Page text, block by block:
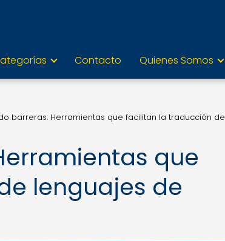
Contacto Quienes Somos
barreras: Herramientas que facilitan la traducción de
que
lenguajes de